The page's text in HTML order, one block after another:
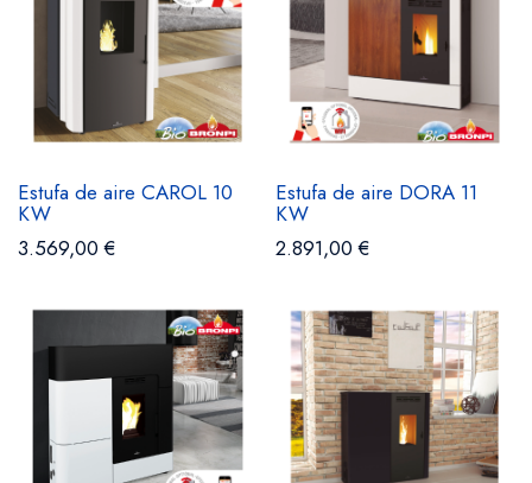
Estufa de aire CAROL 10
KW
3.569,00 €
Estufa de aire DORA 11
KW
2.891,00 €